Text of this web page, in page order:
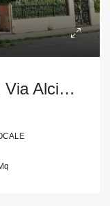
Vendita Quadrilocale in Via Alcide de Gasperi, 63 – San Filippo del Mela (Me)